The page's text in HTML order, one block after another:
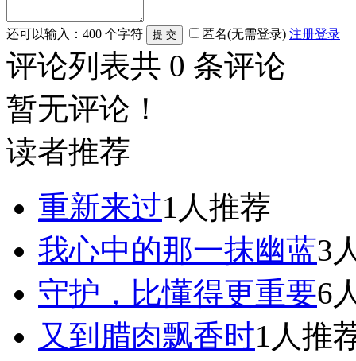
还可以输入： 400 个字符 匿名(无需登录) 注册登录
评论列表共 0 条评论
暂无评论！
读者推荐
重新来过1人推荐
我心中的那一抹幽蓝3
守护，比懂得更重要6
又到腊肉飘香时1人推